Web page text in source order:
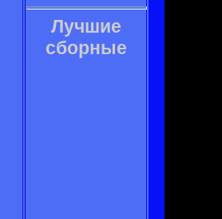
Лучшие
сборные